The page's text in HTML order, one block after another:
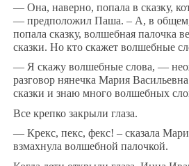
— Она, наверно, попала в сказку,
— предположил Паша. – А, в
попала сказку, волшебная палочка
сказки. Но кто скажет волшебные
— Я скажу волшебные слова, —
разговор нянечка Мария
сказки и знаю много волшебных
Все крепко закрыли глаза.
— Крекс, пекс, фекс! – сказала
взмахнула волшебной палочкой.